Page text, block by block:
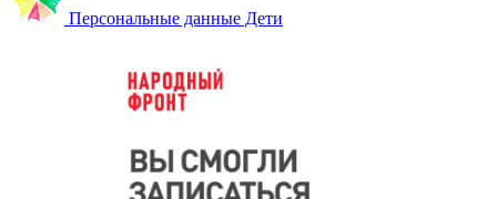
Персональные данные Дети